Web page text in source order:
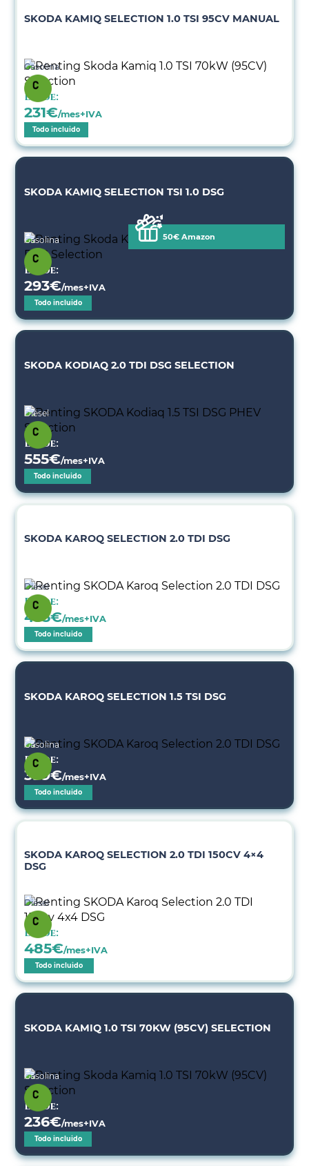
SKODA KAMIQ SELECTION 1.0 TSI 95CV MANUAL
Gasolina
Desde:
231€/mes+IVA
Todo incluido
SKODA KAMIQ SELECTION TSI 1.0 DSG
Gasolina 50€ Amazon
Desde:
293€/mes+IVA
Todo incluido
SKODA KODIAQ 2.0 TDI DSG SELECTION
Diésel
Desde:
555€/mes+IVA
Todo incluido
SKODA KAROQ SELECTION 2.0 TDI DSG
Diésel
Desde:
455€/mes+IVA
Todo incluido
SKODA KAROQ SELECTION 1.5 TSI DSG
Gasolina
Desde:
399€/mes+IVA
Todo incluido
SKODA KAROQ SELECTION 2.0 TDI 150CV 4×4
DSG
Diésel
Desde:
485€/mes+IVA
Todo incluido
SKODA KAMIQ 1.0 TSI 70KW (95CV) SELECTION
Gasolina
Desde:
236€/mes+IVA
Todo incluido